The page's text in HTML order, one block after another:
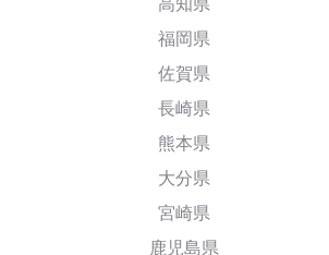
福岡県
佐賀県
長崎県
熊本県
大分県
宮崎県
鹿児島県